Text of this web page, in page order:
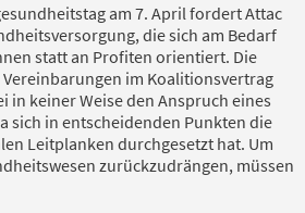
am 7. April fordert Attac
die sich am Bedarf
statt an Profiten orientiert. Die
im Koalitionsvertrag
in keiner Weise den Anspruch eines
sich in entscheidenden Punkten die
Leitplanken durchgesetzt hat. Um
zurückzudrängen, müssen